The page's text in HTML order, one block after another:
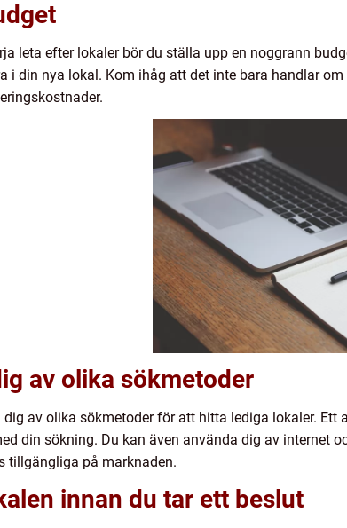
leta efter lokaler bör du ställa upp en noggrann
i din nya lokal. Kom ihåg att det inte bara handlar
av olika sökmetoder
dig av olika sökmetoder för att hitta lediga lokaler.
din sökning. Du kan även använda dig av internet
tillgängliga på marknaden.
innan du tar ett beslut